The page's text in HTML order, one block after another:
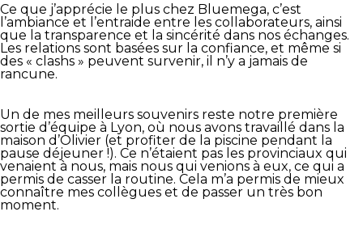
Ce que j’apprécie le plus chez Bluemega, c’est
l’ambiance et l’entraide entre les collaborateurs, ainsi
que la transparence et la sincérité dans nos échanges.
Les relations sont basées sur la confiance, et même si
des « clashs » peuvent survenir, il n’y a jamais de
rancune.
Un de mes meilleurs souvenirs reste notre première
sortie d’équipe à Lyon, où nous avons travaillé dans la
maison d’Olivier (et profiter de la piscine pendant la
pause déjeuner !). Ce n’étaient pas les provinciaux qui
venaient à nous, mais nous qui venions à eux, ce qui a
permis de casser la routine. Cela m’a permis de mieux
connaître mes collègues et de passer un très bon
moment.